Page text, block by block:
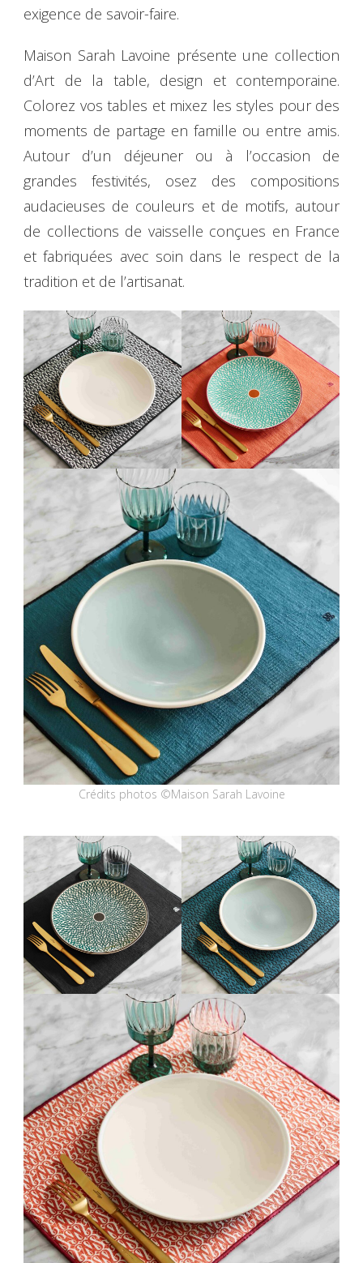
exigence de savoir-faire.
Maison Sarah Lavoine présente une collection
d’Art de la table, design et contemporaine.
Colorez vos tables et mixez les styles pour des
moments de partage en famille ou entre amis.
Autour d’un déjeuner ou à l’occasion de
grandes festivités, osez des compositions
audacieuses de couleurs et de motifs, autour
de collections de vaisselle conçues en France
et fabriquées avec soin dans le respect de la
tradition et de l’artisanat.
Crédits photos ©Maison Sarah Lavoine